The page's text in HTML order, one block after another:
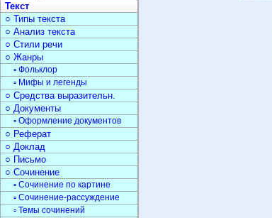
Текст
○ Типы текста
○ Анализ текста
○ Стили речи
○ Жанры
▫ Фольклор
▫ Мифы и легенды
○ Средства выразительн.
○ Документы
▫ Оформление документов
○ Реферат
○ Доклад
○ Письмо
○ Сочинение
▫ Сочинение по картине
▫ Сочинение-рассуждение
▫ Темы сочинений